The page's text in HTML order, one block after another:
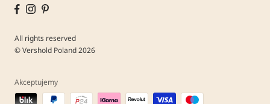
All rights reserved
© Vershold Poland 2026
Akceptujemy